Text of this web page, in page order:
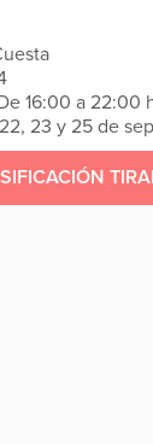
16:00 a 22:00
22, 23 y 25 de